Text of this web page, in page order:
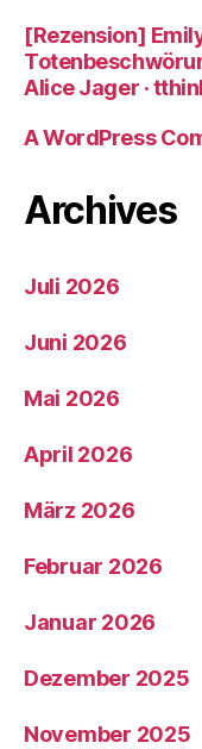
[Rezension]
Alice Jager ·
A WordPress
Archives
Juli 2026
Juni 2026
Mai 2026
April 2026
März 2026
Februar 2026
Januar 2026
Dezember 2025
November 2025